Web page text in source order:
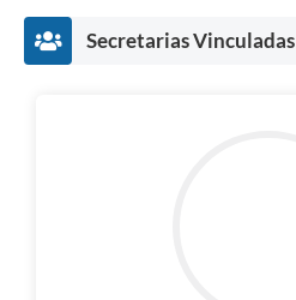
Agenda Secretarias Vinculadas